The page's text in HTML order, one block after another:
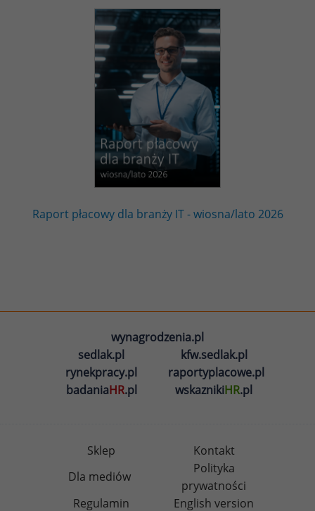
Raport płacowy dla branży IT - wiosna/lato 2026
wynagrodzenia.pl
sedlak.pl
kfw.sedlak.pl
rynekpracy.pl
raportyplacowe.pl
badaniaHR.pl wskaznikiHR.pl
Sklep
Kontakt
Dla mediów
Polityka
prywatności
Regulamin
English version